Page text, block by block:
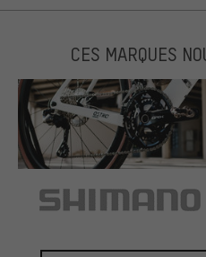
CES MARQUES